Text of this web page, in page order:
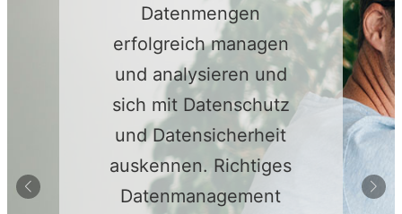
Datenmengen
erfolgreich managen
und analysieren und
sich mit Datenschutz
und Datensicherheit
auskennen. Richtiges
Datenmanagement